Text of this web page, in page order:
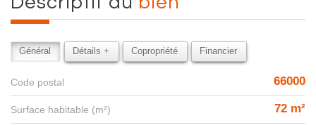
Général Détails + Copropriété Financier
Code postal 66000
Surface habitable (m²) 72 m²